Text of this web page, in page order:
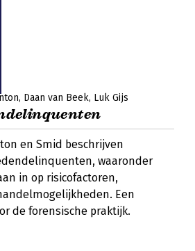
Daan van Beek Luk Gijs
en Smid beschrijven
waaronder
in op risicofactoren,
Een
de forensische praktijk.